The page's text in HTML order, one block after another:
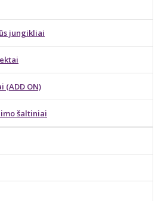
jungikliai
(ADD ON)
šaltiniai